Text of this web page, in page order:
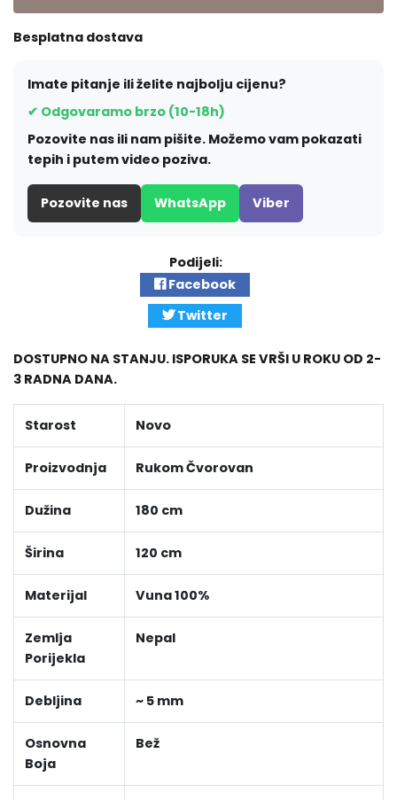
Besplatna dostava
Imate pitanje ili želite najbolju cijenu?
✔ Odgovaramo brzo (10-18h)
Pozovite nas ili nam pišite. Možemo vam pokazati
tepih i putem video poziva.
Pozovite nas WhatsApp Viber
Podijeli:
Facebook
Twitter
DOSTUPNO NA STANJU. ISPORUKA SE VRŠI U ROKU OD 2-
3 RADNA DANA.
Starost Novo
Proizvodnja Rukom Čvorovan
Dužina 180 cm
Širina 120 cm
Materijal Vuna 100%
Zemlja
Porijekla
Nepal
Debljina ~ 5 mm
Osnovna
Boja
Bež